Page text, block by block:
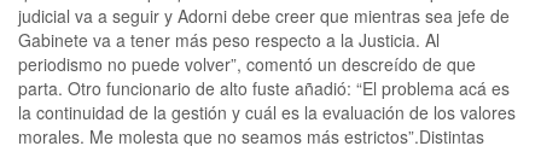
judicial va a seguir y Adorni debe creer que mientras sea jefe de
Gabinete va a tener más peso respecto a la Justicia. Al
periodismo no puede volver”, comentó un descreído de que
parta. Otro funcionario de alto fuste añadió: “El problema acá es
la continuidad de la gestión y cuál es la evaluación de los valores
morales. Me molesta que no seamos más estrictos”.Distintas